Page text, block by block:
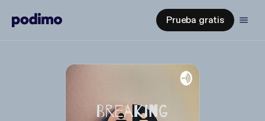
Prueba gratis